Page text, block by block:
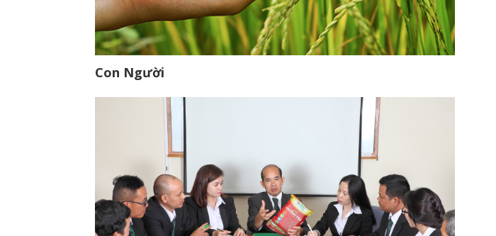
Con Người